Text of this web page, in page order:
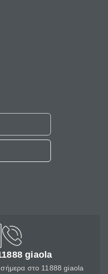
giaola
σήμερα στο 11888 giaola